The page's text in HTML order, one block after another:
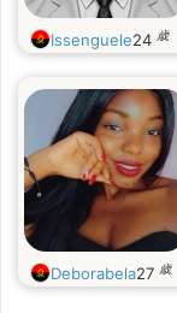
Issenguele24 歳
Deborabela27 歳